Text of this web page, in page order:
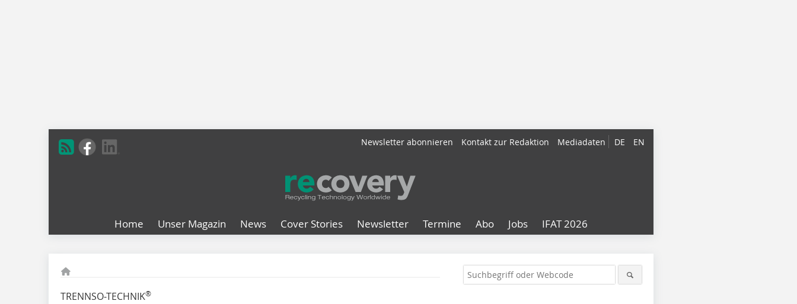
DE EN
Newsletter abonnieren Kontakt zur Redaktion Mediadaten
Home Unser Magazin News Cover Stories Newsletter Termine Abo Jobs IFAT 2026
TRENNSO-TECHNIK®